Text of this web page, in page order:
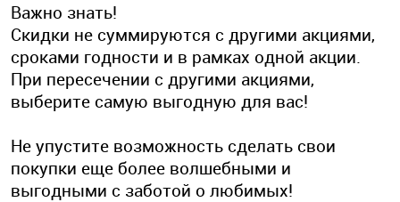
Важно знать!
Скидки не суммируются с другими акциями,
сроками годности и в рамках одной акции.
При пересечении с другими акциями,
выберите самую выгодную для вас!
Не упустите возможность сделать свои
покупки еще более волшебными и
выгодными с заботой о любимых!